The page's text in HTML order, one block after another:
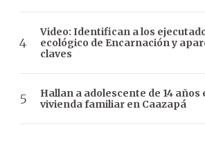
Video: Identifican a los
ecológico de Encarnación y
claves
Hallan a adolescente de 14
vivienda familiar en Caazapá